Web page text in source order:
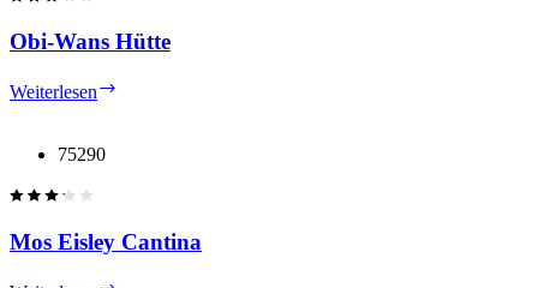
Obi-Wans Hütte
Weiterlesen
75290
Mos Eisley Cantina